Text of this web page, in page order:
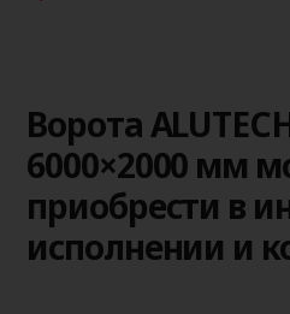
Ворота
6000×2000 мм
приобрести в
исполнении и